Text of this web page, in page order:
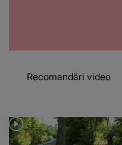
Recomandări video